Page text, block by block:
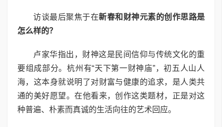
访谈最后聚焦于在新春和财神元素的创作思路是
怎么样的？
卢家华指出，财神这是民间信仰与传统文化的重
要组成部分。杭州有“天下第一财神庙”，初五人山人
海，这本身就说明了对财富与健康的追求，是人类共
通的美好愿望。在他看来，创作这类题材，正是对这
种普遍、朴素而真诚的生活向往的艺术回应。